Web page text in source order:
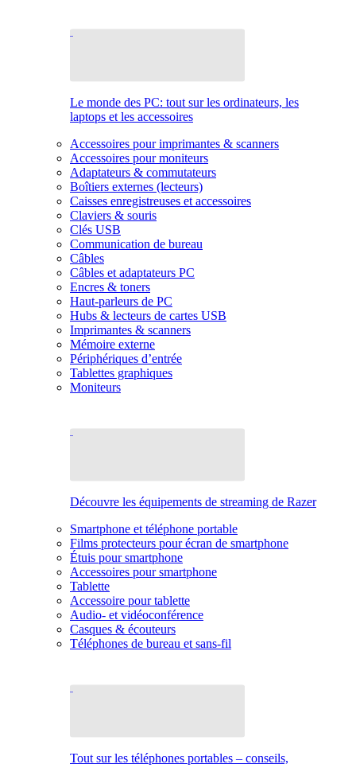
Le monde des PC: tout sur les ordinateurs, les
laptops et les accessoires
Accessoires pour imprimantes & scanners
Accessoires pour moniteurs
Adaptateurs & commutateurs
Boîtiers externes (lecteurs)
Caisses enregistreuses et accessoires
Claviers & souris
Clés USB
Communication de bureau
Câbles
Câbles et adaptateurs PC
Encres & toners
Haut-parleurs de PC
Hubs & lecteurs de cartes USB
Imprimantes & scanners
Mémoire externe
Périphériques d’entrée
Tablettes graphiques
Moniteurs
Découvre les équipements de streaming de Razer
Smartphone et téléphone portable
Films protecteurs pour écran de smartphone
Étuis pour smartphone
Accessoires pour smartphone
Tablette
Accessoire pour tablette
Audio- et vidéoconférence
Casques & écouteurs
Téléphones de bureau et sans-fil
Tout sur les téléphones portables – conseils,